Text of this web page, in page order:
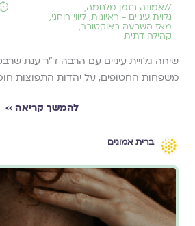
//אמונה בזמן מלחמה,
גלוית עיניים - ראיונות, ליווי רוחני,
מאז השבעה באוקטובר,
קהילה דתית
⏱️ 4 דקות
שיחה גלויית עיניים עם הרבה ד"ר ענת
משפחות החטופים, על יהדות התפוצות
להמשך קריאה ››
ברית אמונים